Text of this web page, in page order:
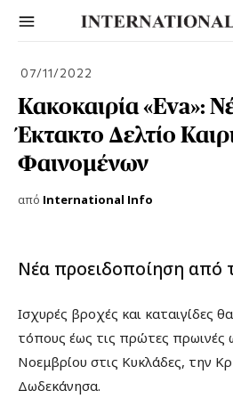
07/11/2022
Κακοκαιρία «Eva»:
Έκτακτο Δελτίο
Φαινομένων
από International Info
Νέα προειδοποίηση από
Ισχυρές βροχές και καταιγίδες
τόπους έως τις πρώτες πρωινές
Νοεμβρίου στις Κυκλάδες, την
Δωδεκάνησα.